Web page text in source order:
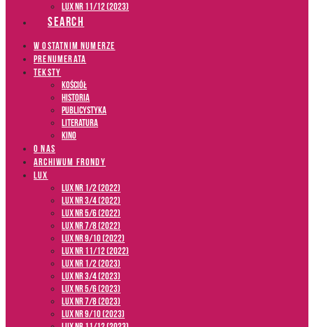
LUX NR 11/12 (2023)
SEARCH
W OSTATNIM NUMERZE
PRENUMERATA
TEKSTY
Kościół
Historia
Publicystyka
Literatura
Kino
O NAS
ARCHIWUM FRONDY
LUX
LUX NR 1/2 (2022)
LUX NR 3/4 (2022)
LUX NR 5/6 (2022)
LUX NR 7/8 (2022)
LUX nr 9/10 (2022)
LUX NR 11/12 (2022)
LUX NR 1/2 (2023)
LUX NR 3/4 (2023)
LUX NR 5/6 (2023)
LUX NR 7/8 (2023)
LUX NR 9/10 (2023)